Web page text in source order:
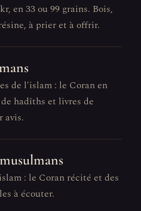
en 33 ou 99 grains. Bois,
à prier et à offrir.
de l'islam : le Coran en
hadîths et livres de
avis.
: le Coran récité et des
à écouter.